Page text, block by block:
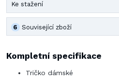
Ke stažení
Související zboží
6
Kompletní specifikace
Tričko dámské